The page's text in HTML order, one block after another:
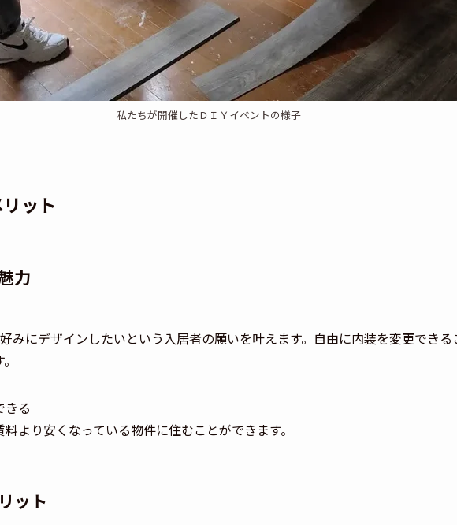
私たちが開催したＤＩＹイベントの様子
ット
力
みにデザインしたいという入居者の願いを叶えます。自由に内装を変更できる
る
より安くなっている物件に住むことができます。
ット